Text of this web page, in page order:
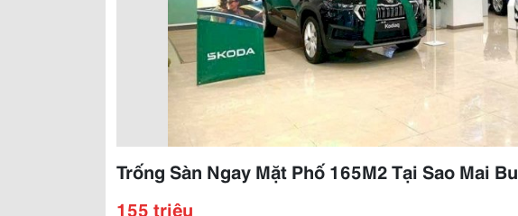
Trống Sàn Ngay Mặt Phố 165M2 Tại Sao Mai
155 triệu